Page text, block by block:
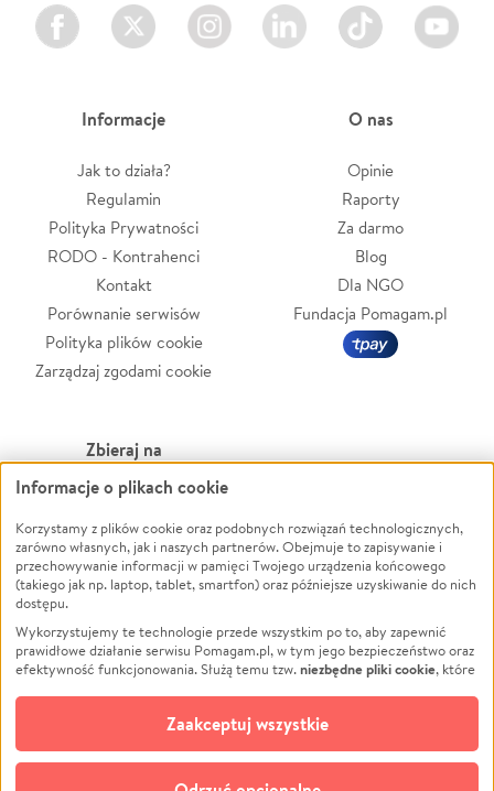
Facebook Twitter Instagram LinkedIn TikTok Youtube
Informacje
Jak to działa?
Regulamin
Polityka Prywatności
RODO - Kontrahenci
Kontakt
Porównanie serwisów
Polityka plików cookie
Zarządzaj zgodami cookie
O nas
Opinie
Raporty
Za darmo
Blog
Dla NGO
Fundacja Pomagam.pl
Zbieraj na
Leczenie
Zwierzęta
Pożar
Ukraina
Pomoc Finansowa
Projekty
Pogrzeb
Społeczność lokalna
Kultura
Powódź
Wichura
NGO
Edukacja
Podróż
Impreza
Ochrona środowiska
Biznes
Informacje o plikach cookie
Korzystamy z plików cookie oraz podobnych rozwiązań technologicznych,
zarówno własnych, jak i naszych partnerów. Obejmuje to zapisywanie i
przechowywanie informacji w pamięci Twojego urządzenia końcowego
(takiego jak np. laptop, tablet, smartfon) oraz późniejsze uzyskiwanie do nich
dostępu.
Wykorzystujemy te technologie przede wszystkim po to, aby zapewnić
prawidłowe działanie serwisu Pomagam.pl, w tym jego bezpieczeństwo oraz
efektywność funkcjonowania. Służą temu tzw.niezbędne pliki cookie, które
opcjonalnych plików cookie
technologii do celów analitycznych i retargetingowych. Możesz wyrazić
zgodę na ich stosowanie lub jej odmówić. W dowolnym momencie masz
możliwość zmiany swoich preferencji na stronie „Zarządzaj zgodami cookie”,
Zaakceptuj wszystkie